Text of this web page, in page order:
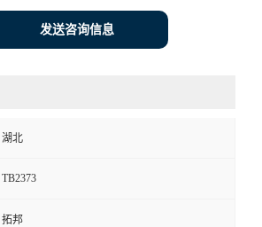
发送咨询信息
湖北
TB2373
拓邦